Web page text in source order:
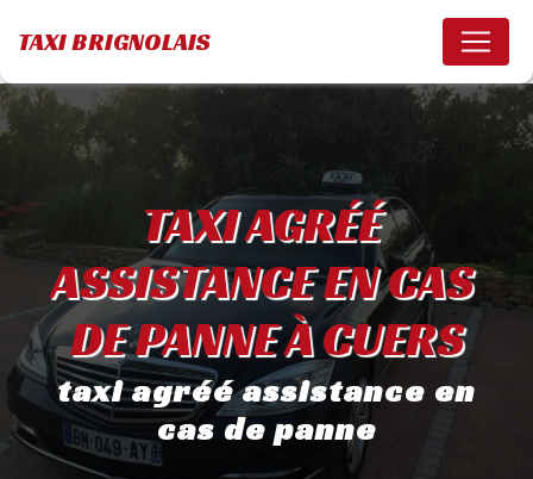
TAXI BRIGNOLAIS
TAXI AGRÉÉ
ASSISTANCE EN CAS
DE PANNE À CUERS
taxi agréé assistance en
cas de panne